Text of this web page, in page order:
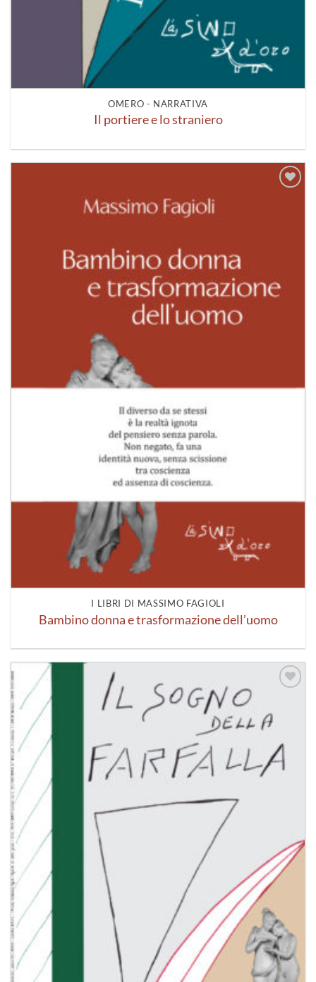
OMERO - NARRATIVA
Il portiere e lo straniero
I LIBRI DI MASSIMO FAGIOLI
Bambino donna e trasformazione dell’uomo
desideri